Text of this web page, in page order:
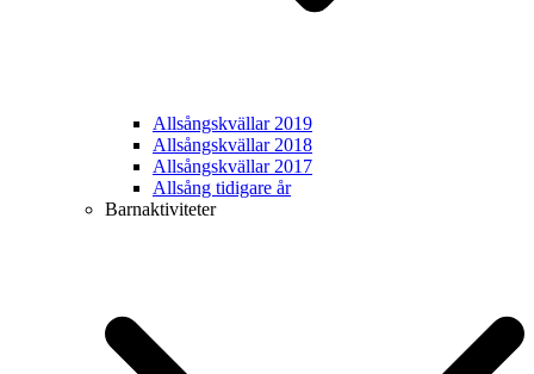
Allsångskvällar 2019
Allsångskvällar 2018
Allsångskvällar 2017
Allsång tidigare år
Barnaktiviteter